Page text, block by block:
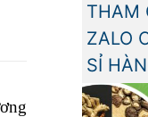
THAM
ZALO
SỈ